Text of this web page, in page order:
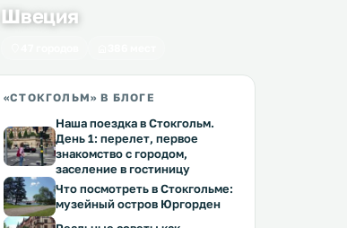
Швеция
«СТОКГОЛЬМ» В БЛОГЕ
Наша поездка в Стокгольм.
День 1: перелет, первое
знакомство с городом,
заселение в гостиницу
Что посмотреть в Стокгольме:
музейный остров Юргорден